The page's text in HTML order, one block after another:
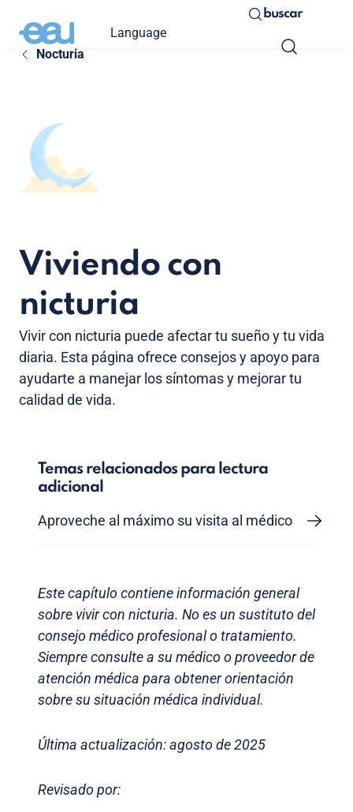
Language
buscar
Nocturia
Viviendo con
nicturia
Vivir con nicturia puede afectar tu sueño y tu vida
diaria. Esta página ofrece consejos y apoyo para
ayudarte a manejar los síntomas y mejorar tu
calidad de vida.
Temas relacionados para lectura
adicional
Aproveche al máximo su visita al médico
Este capítulo contiene información general
sobre vivir con nicturia. No es un sustituto del
consejo médico profesional o tratamiento.
Siempre consulte a su médico o proveedor de
atención médica para obtener orientación
sobre su situación médica individual.
Última actualización: agosto de 2025
Revisado por: